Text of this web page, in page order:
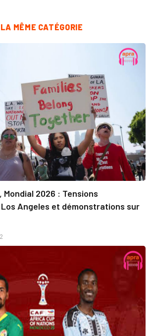
MÊME CATÉGORIE
2026 : Tensions
Angeles et démonstrations sur